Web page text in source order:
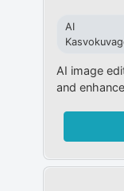
AI
AI image
and